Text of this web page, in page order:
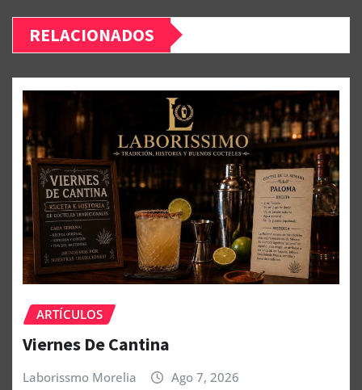
RELACIONADOS
ARTÍCULOS
Viernes De Cantina
Laborissmo Morelia Ago 7, 2026